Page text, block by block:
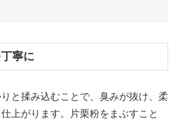
寧に
と揉み込むことで、臭みが抜け、柔
上がります。片栗粉をまぶすこと